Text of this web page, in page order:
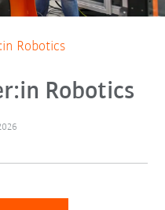
Robotics
Robotics